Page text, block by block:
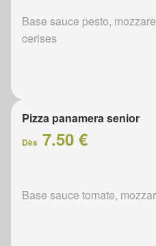
Base sauce pesto,
cerises
Pizza panamera senior
Dès 7.50 €
Base sauce tomate,